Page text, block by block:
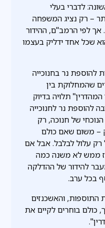
לדברי בעלי
– רק נציג המשפחה
. אך לפי הרמב"ם, ההידור
שכל אחד ידליק בעצמו
להוספת נר בחנוכייה
שהמחלוקת בין
תלויה בדיוק
להוספת נר לחנוכייה
של חנוכה, רק
– משום שאם כולם
רק עלול לבלבל. אבל אם
ממש לא משנה כמה
להידור של ההדלקה
בכל ערב.
התוספות, והאשכנזים
כולם בוחרים לקיים את